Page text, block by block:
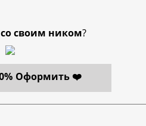
со своим ником?
Оформить ❤️